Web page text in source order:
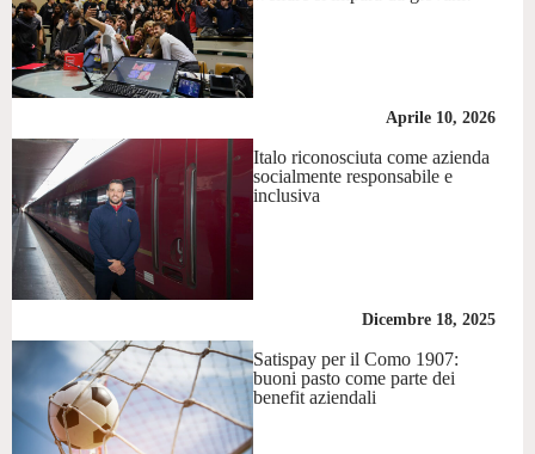
Aprile 10, 2026
Italo riconosciuta come azienda
socialmente responsabile e
inclusiva
Dicembre 18, 2025
Satispay per il Como 1907:
buoni pasto come parte dei
benefit aziendali